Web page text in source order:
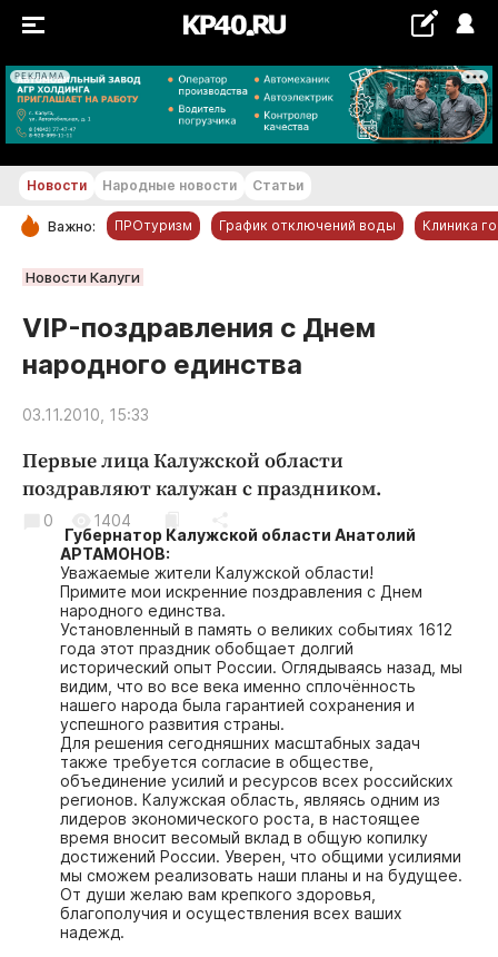
РЕКЛАМА
+22...+23 °С
РУБРИКИ
Новости компаний
Статьи
Народные новости
Благоустройство
Криминал
Культура
Недвижимость и ЖКХ
Образование
Общество
Погода
Праздники
Происшествия
Спорт
Экономика и бизнес
ПРОЕКТЫ
Блоги
Издания
Новости Народные новости Статьи
Важно: ПРОтуризм График отключений воды Клиника
Новости Калуги
VIP-поздравления с Днем
народного единства
03.11.2010, 15:33
Первые лица Калужской области
поздравляют калужан с праздником.
0 1404
Губернатор Калужской области Анатолий
АРТАМОНОВ:
Уважаемые жители Калужской области!
Примите мои искренние поздравления с Днем
народного единства.
Установленный в память о великих событиях 1612
года этот праздник обобщает долгий
исторический опыт России. Оглядываясь назад, мы
видим, что во все века именно сплочённость
нашего народа была гарантией сохранения и
успешного развития страны.
Для решения сегодняшних масштабных задач
также требуется согласие в обществе,
объединение усилий и ресурсов всех российских
регионов. Калужская область, являясь одним из
лидеров экономического роста, в настоящее
время вносит весомый вклад в общую копилку
достижений России. Уверен, что общими усилиями
мы сможем реализовать наши планы и на будущее.
От души желаю вам крепкого здоровья,
благополучия и осуществления всех ваших
надежд.